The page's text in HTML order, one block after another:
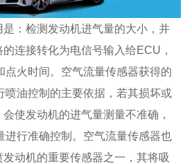
：检测发动机进气量的大小，并
连接转化为电信号输入给ECU，
点火时间。空气流量传感器获得的
喷油控制的主要依据，若其损坏或
使发动机的进气量测量不准确，
进行准确控制。空气流量传感器也
动机的重要传感器之一，其将吸